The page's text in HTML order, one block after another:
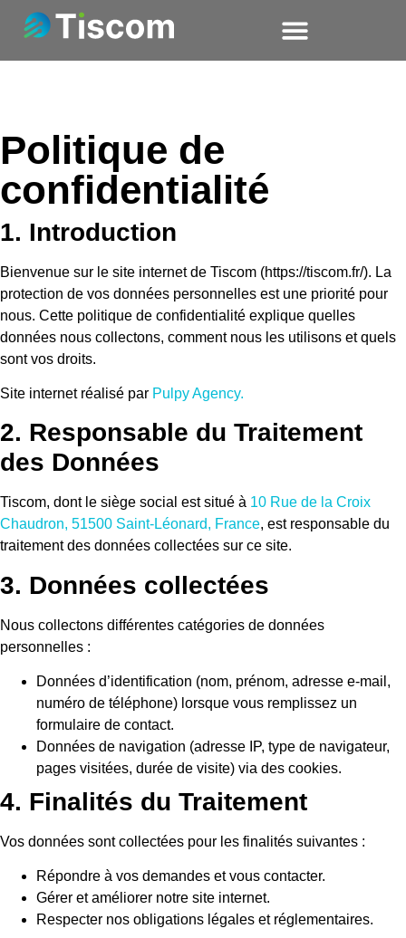
Politique de
confidentialité
1. Introduction
Bienvenue sur le site internet de Tiscom (https://tiscom.fr/). La
protection de vos données personnelles est une priorité pour
nous. Cette politique de confidentialité explique quelles
données nous collectons, comment nous les utilisons et quels
sont vos droits.
Site internet réalisé par Pulpy Agency.
2. Responsable du Traitement
des Données
Tiscom, dont le siège social est situé à 10 Rue de la Croix
Chaudron, 51500 Saint-Léonard, France, est responsable du
traitement des données collectées sur ce site.
3. Données collectées
Nous collectons différentes catégories de données
personnelles :
Données d’identification (nom, prénom, adresse e-mail,
numéro de téléphone) lorsque vous remplissez un
formulaire de contact.
Données de navigation (adresse IP, type de navigateur,
pages visitées, durée de visite) via des cookies.
4. Finalités du Traitement
Vos données sont collectées pour les finalités suivantes :
Répondre à vos demandes et vous contacter.
Gérer et améliorer notre site internet.
Respecter nos obligations légales et réglementaires.